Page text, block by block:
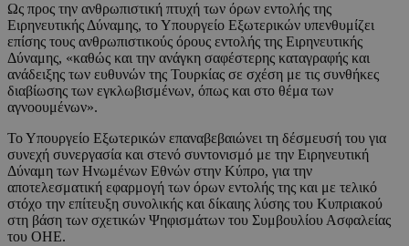
Ως προς την ανθρωπιστική πτυχή των όρων εντολής της
Ειρηνευτικής Δύναμης, το Υπουργείο Εξωτερικών υπενθυμίζει
επίσης τους ανθρωπιστικούς όρους εντολής της Ειρηνευτικής
Δύναμης, «καθώς και την ανάγκη σαφέστερης καταγραφής και
ανάδειξης των ευθυνών της Τουρκίας σε σχέση με τις συνθήκες
διαβίωσης των εγκλωβισμένων, όπως και στο θέμα των
αγνοουμένων».
Το Υπουργείο Εξωτερικών επαναβεβαιώνει τη δέσμευσή του για
συνεχή συνεργασία και στενό συντονισμό με την Ειρηνευτική
Δύναμη των Ηνωμένων Εθνών στην Κύπρο, για την
αποτελεσματική εφαρμογή των όρων εντολής της και με τελικό
στόχο την επίτευξη συνολικής και δίκαιης λύσης του Κυπριακού
στη βάση των σχετικών Ψηφισμάτων του Συμβουλίου Ασφαλείας
του ΟΗΕ.